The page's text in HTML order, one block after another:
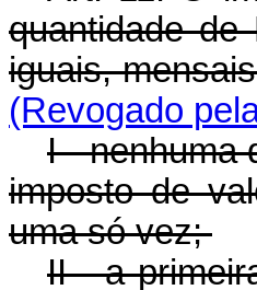
quantidade
iguais,
(Revogado
I - nenhuma
imposto de
uma só vez;
II - a